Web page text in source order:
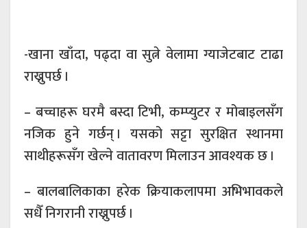
-खाना खाँदा, पढ्दा वा सुत्ने वेलामा ग्याजेटबाट टाढा
राख्नुपर्छ ।
– बच्चाहरू घरमै बस्दा टिभी, कम्प्युटर र मोबाइलसँग
नजिक हुने गर्छन् । यसको सट्टा सुरक्षित स्थानमा
साथीहरूसँग खेल्ने वातावरण मिलाउन आवश्यक छ ।
– बालबालिकाका हरेक क्रियाकलापमा अभिभावकले
सधैँ निगरानी राख्नुपर्छ ।